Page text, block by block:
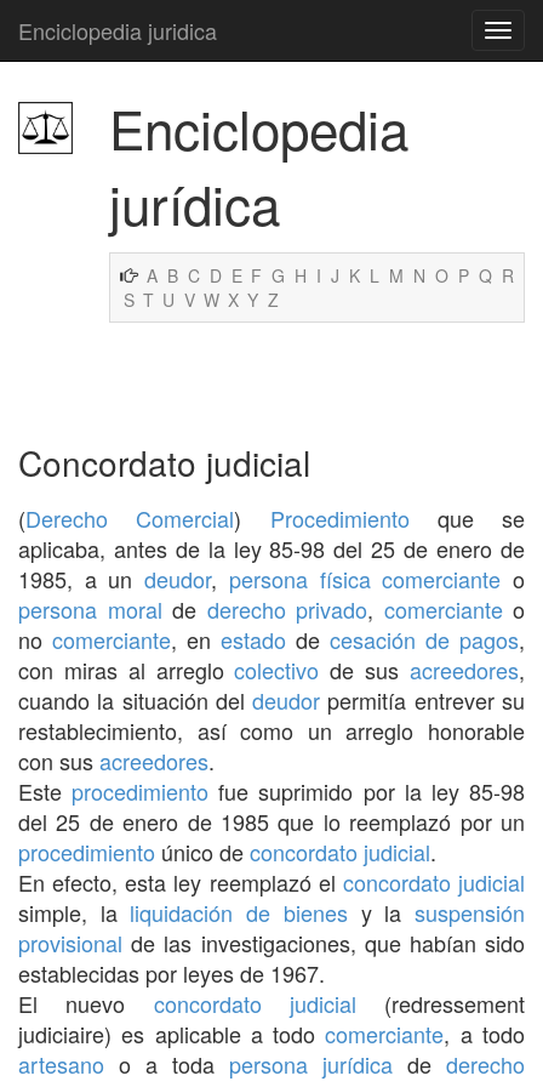
Enciclopedia juridica
Enciclopedia
jurídica
A B C D E F G H I J K L M N O P Q R
S T U V W X Y Z
Concordato judicial
(Derecho Comercial) Procedimiento que se
aplicaba, antes de la ley 85-98 del 25 de enero de
1985, a undeudor, persona física comerciante o
persona moral de derecho privado, comercianteo
no comerciante, en estado de cesación de pagos,
con miras al arreglocolectivo de susacreedores,
cuando la situación deldeudor permitía entrever su
restablecimiento, así como un arreglo honorable
con susacreedores.
Este procedimiento fue suprimido por la ley 85-98
del 25 de enero de 1985 que lo reemplazó por un
procedimiento único deconcordato judicial.
En efecto, esta ley reemplazó el concordato judicial
simple, la liquidación de bienesy lasuspensión
provisional de las investigaciones, que habían sido
establecidas por leyes de 1967.
El nuevo concordato judicial (redressement
judiciaire) es aplicable a todocomerciante, a todo
artesano o a toda persona jurídica de derecho